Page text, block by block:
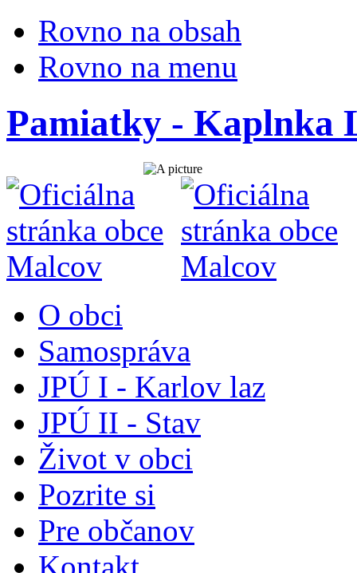
Rovno na obsah
Rovno na menu
Pamiatky - Kaplnka
O obci
Samospráva
JPÚ I - Karlov laz
JPÚ II - Stav
Život v obci
Pozrite si
Pre občanov
Kontakt